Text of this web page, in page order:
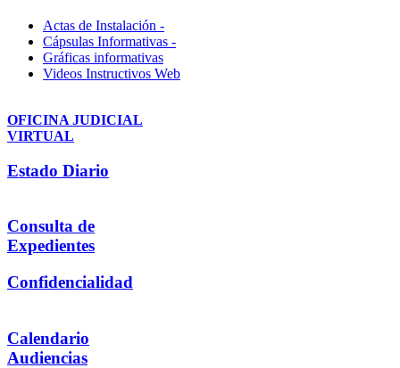
Actas de Instalación -
Cápsulas Informativas -
Gráficas informativas
Videos Instructivos Web
OFICINA JUDICIAL
VIRTUAL
Estado Diario
Consulta de
Expedientes
Confidencialidad
Calendario
Audiencias